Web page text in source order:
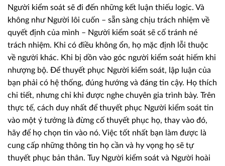
Người kiểm soát sẽ đi đến những kết luận thiếu logic. Và
không như Người lôi cuốn – sẵn sàng chịu trách nhiệm về
quyết định của mình – Người kiểm soát sẽ cố tránh né
trách nhiệm. Khi có điều không ổn, họ mặc định lỗi thuộc
về người khác. Khi bị dồn vào góc người kiểm soát hiếm khi
nhượng bộ. Để thuyết phục Người kiểm soát, lập luận của
bạn phải có hệ thống, đúng hướng và đáng tin cậy. Họ thích
chi tiết, nhưng chỉ khi được nghe chuyên gia trình bày. Trên
thực tế, cách duy nhất để thuyết phục Người kiểm soát tin
vào một ý tưởng là đừng cố thuyết phục họ, thay vào đó,
hãy để họ chọn tin vào nó. Việc tốt nhất bạn làm được là
cung cấp những thông tin họ cần và hy vọng họ sẽ tự
thuyết phục bản thân. Tuy Người kiểm soát và Người hoài